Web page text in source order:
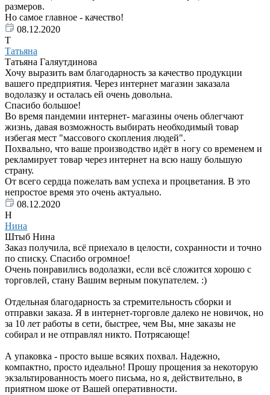
размеров.
Но самое главное - качество!
08.12.2020
Т
Татьяна
Татьяна Галяутдинова
Хочу выразить вам благодарность за качество продукции
вашего предприятия. Через интернет магазин заказала
водолазку и осталась ей очень довольна.
Спасибо большое!
Во время пандемии интернет- магазины очень облегчают
жизнь, давая возможность выбирать необходимый товар
избегая мест "массового скопления людей".
Похвально, что ваше производство идёт в ногу со временем и
рекламирует товар через интернет на всю нашу большую
страну.
От всего сердца пожелать вам успеха и процветания. В это
непростое время это очень актуально.
08.12.2020
Н
Нина
Штыб Нина
Заказ получила, всё приехало в целости, сохранности и точно
по списку. Спасибо огромное!
Очень понравились водолазки, если всё сложится хорошо с
торговлей, стану Вашим верным покупателем. :)
Отдельная благодарность за стремительность сборки и
отправки заказа. Я в интернет-торговле далеко не новичок, но
за 10 лет работы в сети, быстрее, чем Вы, мне заказы не
собирал и не отправлял никто. Потрясающе!
А упаковка - просто выше всяких похвал. Надежно,
компактно, просто идеально! Прошу прощения за некоторую
экзальтированность моего письма, но я, действительно, в
приятном шоке от Вашей оперативности.